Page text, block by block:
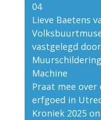
04
Lieve Baetens
vastgelegd
Machine
Praat mee
erfgoed in
Kroniek 2025